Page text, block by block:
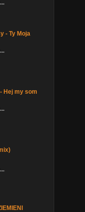
- Ty Moja
Hej my som